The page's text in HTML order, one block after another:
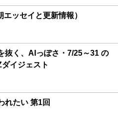
ッセイと更新情報）
抜く、AIっぽさ・7/25～31 の
イジェスト
れたい 第1回